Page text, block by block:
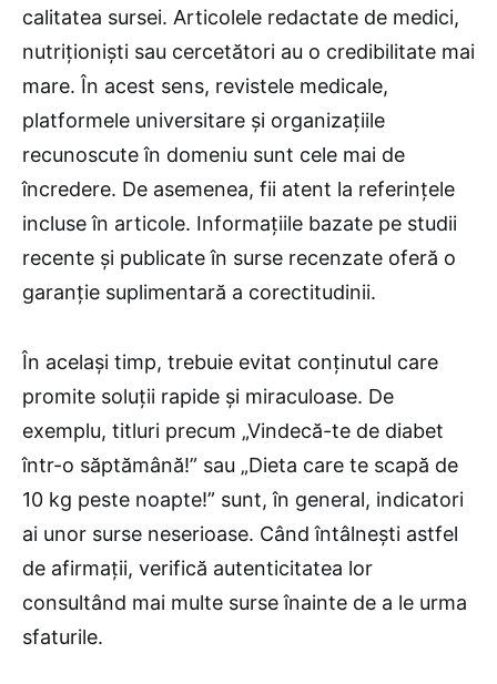
calitatea sursei. Articolele redactate de medici,
nutriționiști sau cercetători au o credibilitate mai
mare. În acest sens, revistele medicale,
platformele universitare și organizațiile
recunoscute în domeniu sunt cele mai de
încredere. De asemenea, fii atent la referințele
incluse în articole. Informațiile bazate pe studii
recente și publicate în surse recenzate oferă o
garanție suplimentară a corectitudinii.
În același timp, trebuie evitat conținutul care
promite soluții rapide și miraculoase. De
exemplu, titluri precum „Vindecă-te de diabet
într-o săptămână!” sau „Dieta care te scapă de
10 kg peste noapte!” sunt, în general, indicatori
ai unor surse neserioase. Când întâlnești astfel
de afirmații, verifică autenticitatea lor
consultând mai multe surse înainte de a le urma
sfaturile.